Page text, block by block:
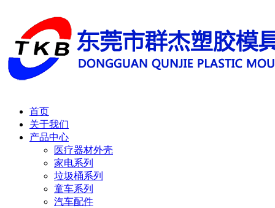
首页
关于我们
产品中心
医疗器材外壳
家电系列
垃圾桶系列
童车系列
汽车配件